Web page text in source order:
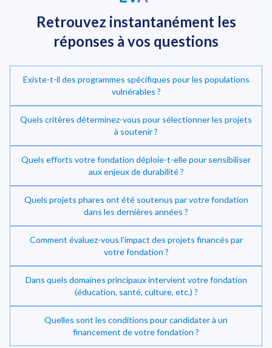
Investir dans la transition énergétique
Retrouvez instantanément les
réponses à vos questions
Existe-t-il des programmes spécifiques pour les populations
vulnérables ?
Quels critères déterminez-vous pour sélectionner les projets
à soutenir ?
Quels efforts votre fondation déploie-t-elle pour sensibiliser
aux enjeux de durabilité ?
Quels projets phares ont été soutenus par votre fondation
dans les dernières années ?
Comment évaluez-vous l’impact des projets financés par
votre fondation ?
Dans quels domaines principaux intervient votre fondation
(éducation, santé, culture, etc.) ?
Quelles sont les conditions pour candidater à un
financement de votre fondation ?